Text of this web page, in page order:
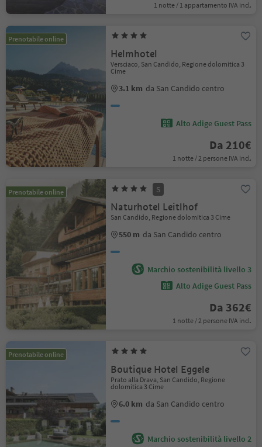
1 notte / 1 appartamento IVA incl.
Prenotabile online
Helmhotel
Versciaco, San Candido, Regione dolomitica 3
Cime
3.1 km da San Candido centro
Alto Adige Guest Pass
Da 210€
1 notte / 2 persone IVA incl.
Prenotabile online S
Naturhotel Leitlhof
San Candido, Regione dolomitica 3 Cime
550 m da San Candido centro
Marchio sostenibilità livello 3
Alto Adige Guest Pass
Da 362€
1 notte / 2 persone IVA incl.
Prenotabile online
Boutique Hotel Eggele
Prato alla Drava, San Candido, Regione
dolomitica 3 Cime
6.0 km da San Candido centro
Marchio sostenibilità livello 2